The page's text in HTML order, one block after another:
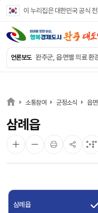
이 누리집은 대한민국 공식
언론보도
완주군, ‘수의계약 총량제
소통참여 군정소식 읍
삼례읍
삼례읍